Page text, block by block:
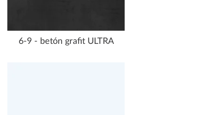
6-9 - betón grafit ULTRA